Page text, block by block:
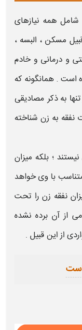
شامل همه نیازهای
مسکن ، البسه ،
و درمانی و خادم
است . همانگونه که
به ذکر مصادیقی
نفقه به زن شناخته
؛ بلکه میزان
با وی خواهد
نفقه زن را تحت
از آن برده نشده
از این قبیل .